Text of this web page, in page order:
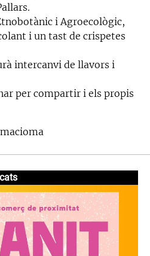
i Agroecològic,
i un tast de crispetes
intercanvi de llavors i
per compartir i els propis